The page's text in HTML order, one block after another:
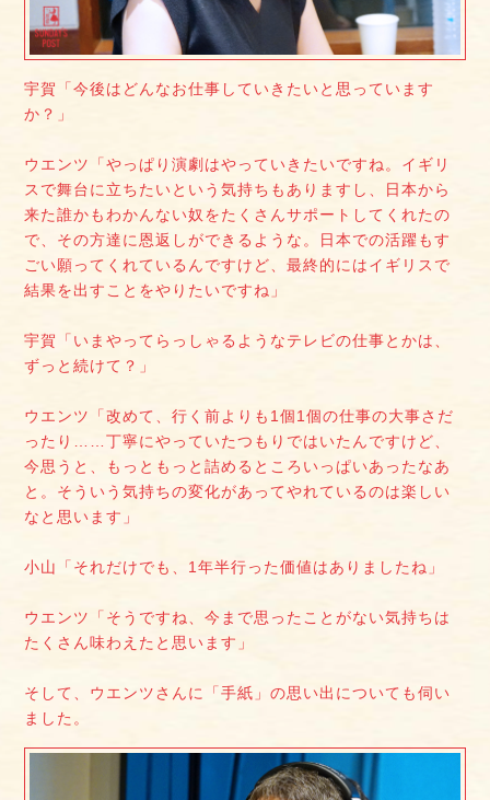
宇賀「今後はどんなお仕事していきたいと思っています
か？」
ウエンツ「やっぱり演劇はやっていきたいですね。イギリ
スで舞台に立ちたいという気持ちもありますし、日本から
来た誰かもわかんない奴をたくさんサポートしてくれたの
で、その方達に恩返しができるような。日本での活躍もす
ごい願ってくれているんですけど、最終的にはイギリスで
結果を出すことをやりたいですね」
宇賀「いまやってらっしゃるようなテレビの仕事とかは、
ずっと続けて？」
ウエンツ「改めて、行く前よりも1個1個の仕事の大事さだ
ったり……丁寧にやっていたつもりではいたんですけど、
今思うと、もっともっと詰めるところいっぱいあったなあ
と。そういう気持ちの変化があってやれているのは楽しい
なと思います」
小山「それだけでも、1年半行った価値はありましたね」
ウエンツ「そうですね、今まで思ったことがない気持ちは
たくさん味わえたと思います」
そして、ウエンツさんに「手紙」の思い出についても伺い
ました。